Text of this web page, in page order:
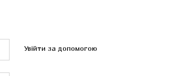
Увійти за допомогою